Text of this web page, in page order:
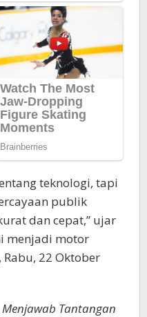
teknologi, tapi
publik
dan cepat,” ujar
menjadi motor
22 Oktober
Tantangan